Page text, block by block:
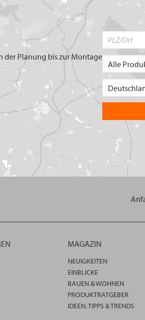
der Planung bis zur Montage
MAGAZIN
NEUIGKEITEN
EINBLICKE
BAUEN & WOHNEN
PRODUKTRATGEBER
IDEEN, TIPPS & TRENDS